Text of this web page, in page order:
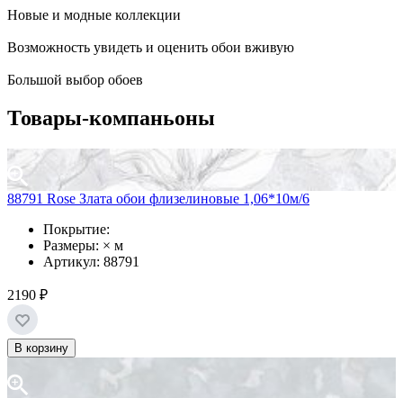
Новые и модные коллекции
Возможность увидеть и оценить обои вживую
Большой выбор обоев
Товары-компаньоны
88791 Rose Злата обои флизелиновые 1,06*10м/6
Покрытие:
Размеры: × м
Артикул: 88791
2190 ₽
В корзину